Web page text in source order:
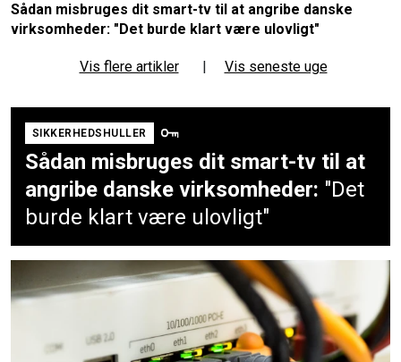
Sådan misbruges dit smart-tv til at angribe danske
virksomheder: "Det burde klart være ulovligt"
Vis flere artikler | Vis seneste uge
SIKKERHEDSHULLER
Sådan misbruges dit smart-tv til at
angribe danske virksomheder: "Det
burde klart være ulovligt"